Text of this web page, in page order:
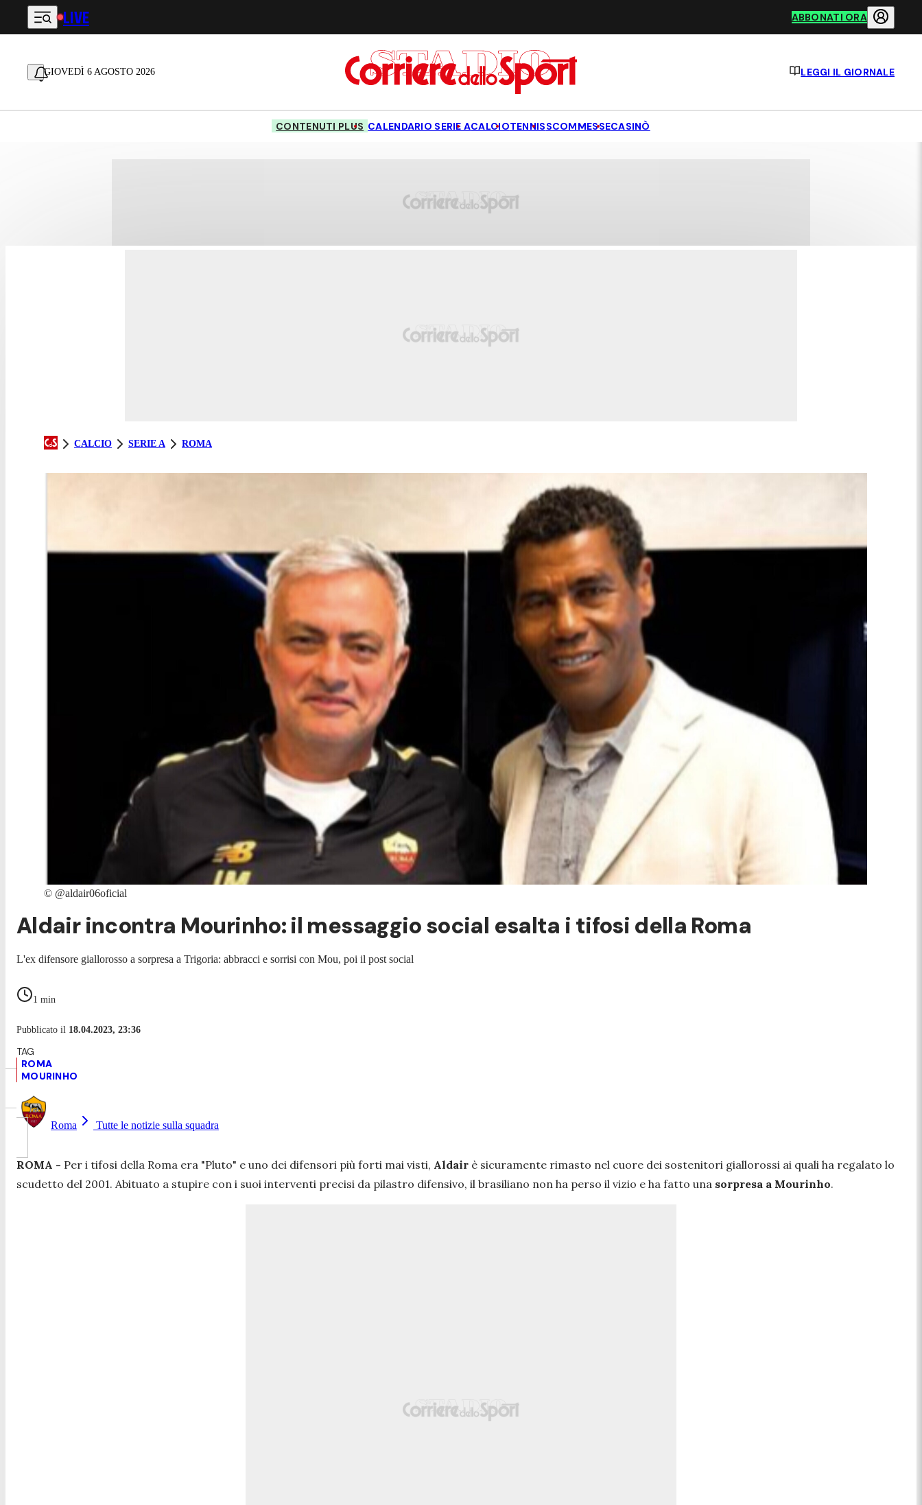
Vai al contenuto principale
LIVE ABBONATI ORA
GIOVEDÌ 6 AGOSTO 2026 LEGGI IL GIORNALE
CONTENUTI PLUS CALENDARIO SERIE ACALCIOTENNISSCOMMESSECASINÒ
CALCIO SERIE A ROMA
© @aldair06oficial
Aldair incontra Mourinho: il messaggio social esalta i tifosi della Roma
L'ex difensore giallorosso a sorpresa a Trigoria: abbracci e sorrisi con Mou, poi il post social
1 min
Pubblicato il 18.04.2023, 23:36
ROMA
MOURINHO
Roma Tutte le notizie sulla squadra
ROMA - Per i tifosi della Roma era "Pluto" e uno dei difensori più forti mai visti, Aldair è sicuramente rimasto nel cuore dei sostenitori giallorossi ai quali ha regalato lo
scudetto del 2001. Abituato a stupire con i suoi interventi precisi da pilastro difensivo, il brasiliano non ha perso il vizio e ha fatto una sorpresa a Mourinho.